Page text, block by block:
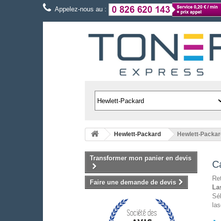
Appelez-nous au :
Hewlett-Packard Hewlett-
Transformer mon panier en devis
Faire une demande de devis